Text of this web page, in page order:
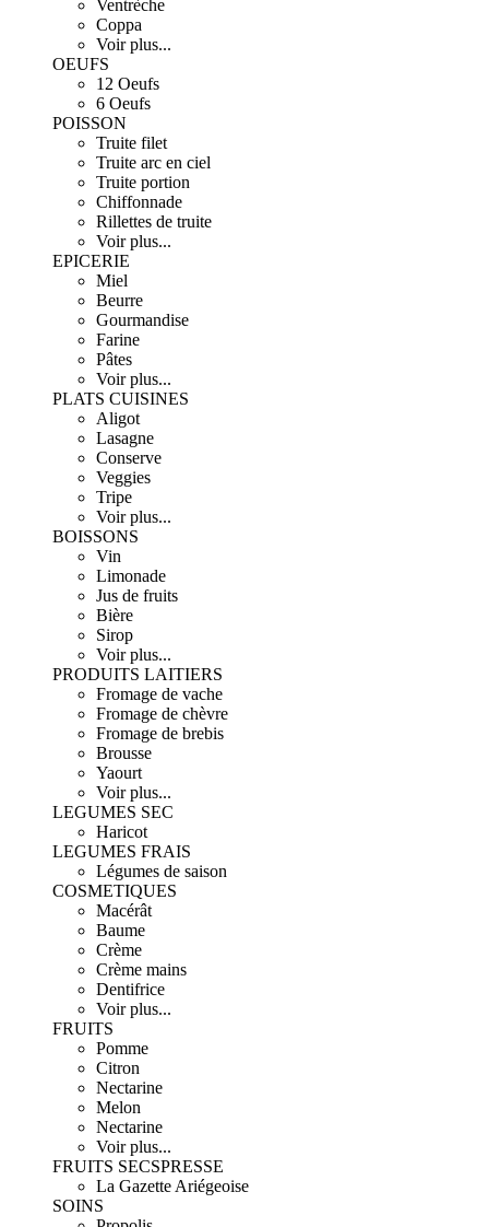
Ventrèche
Coppa
Voir plus...
OEUFS
12 Oeufs
6 Oeufs
POISSON
Truite filet
Truite arc en ciel
Truite portion
Chiffonnade
Rillettes de truite
Voir plus...
EPICERIE
Miel
Beurre
Gourmandise
Farine
Pâtes
Voir plus...
PLATS CUISINES
Aligot
Lasagne
Conserve
Veggies
Tripe
Voir plus...
BOISSONS
Vin
Limonade
Jus de fruits
Bière
Sirop
Voir plus...
PRODUITS LAITIERS
Fromage de vache
Fromage de chèvre
Fromage de brebis
Brousse
Yaourt
Voir plus...
LEGUMES SEC
Haricot
LEGUMES FRAIS
Légumes de saison
COSMETIQUES
Macérât
Baume
Crème
Crème mains
Dentifrice
Voir plus...
FRUITS
Pomme
Citron
Nectarine
Melon
Nectarine
Voir plus...
FRUITS SECSPRESSE
La Gazette Ariégeoise
SOINS